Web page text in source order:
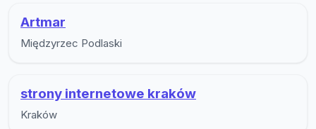
Artmar
Międzyrzec Podlaski
strony internetowe kraków
Kraków